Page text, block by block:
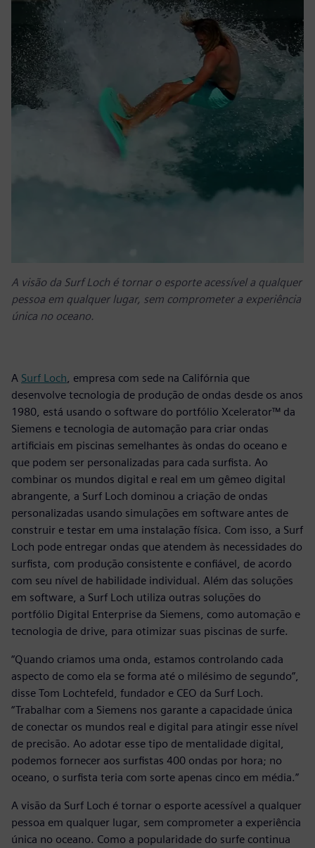
A visão da Surf Loch é tornar o esporte acessível a qualquer
pessoa em qualquer lugar, sem comprometer a experiência
única no oceano.
A Surf Loch , empresa com sede na Califórnia que
desenvolve tecnologia de produção de ondas desde os anos
1980, está usando o software do portfólio Xcelerator™ da
Siemens e tecnologia de automação para criar ondas
artificiais em piscinas semelhantes às ondas do oceano e
que podem ser personalizadas para cada surfista. Ao
combinar os mundos digital e real em um gêmeo digital
abrangente, a Surf Loch dominou a criação de ondas
personalizadas usando simulações em software antes de
construir e testar em uma instalação física. Com isso, a Surf
Loch pode entregar ondas que atendem às necessidades do
surfista, com produção consistente e confiável, de acordo
com seu nível de habilidade individual. Além das soluções
em software, a Surf Loch utiliza outras soluções do
portfólio Digital Enterprise da Siemens, como automação e
tecnologia de drive, para otimizar suas piscinas de surfe.
“Quando criamos uma onda, estamos controlando cada
aspecto de como ela se forma até o milésimo de segundo”,
disse Tom Lochtefeld, fundador e CEO da Surf Loch.
“Trabalhar com a Siemens nos garante a capacidade única
de conectar os mundos real e digital para atingir esse nível
de precisão. Ao adotar esse tipo de mentalidade digital,
podemos fornecer aos surfistas 400 ondas por hora; no
oceano, o surfista teria com sorte apenas cinco em média.”
A visão da Surf Loch é tornar o esporte acessível a qualquer
pessoa em qualquer lugar, sem comprometer a experiência
única no oceano. Como a popularidade do surfe continua